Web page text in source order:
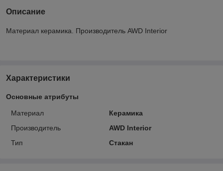
Описание
Материал керамика. Производитель AWD Interior
Характеристики
Основные атрибуты
Материал
Керамика
Производитель
AWD Interior
Тип
Стакан